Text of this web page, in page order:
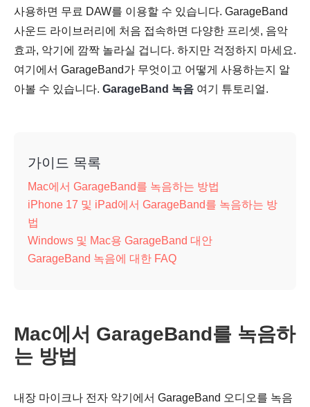
사용하면 무료 DAW를 이용할 수 있습니다. GarageBand
사운드 라이브러리에 처음 접속하면 다양한 프리셋, 음악
효과, 악기에 깜짝 놀라실 겁니다. 하지만 걱정하지 마세요.
여기에서 GarageBand가 무엇이고 어떻게 사용하는지 알
아볼 수 있습니다. GarageBand 녹음 여기 튜토리얼.
가이드 목록
Mac에서 GarageBand를 녹음하는 방법
iPhone 17 및 iPad에서 GarageBand를 녹음하는 방
법
Windows 및 Mac용 GarageBand 대안
GarageBand 녹음에 대한 FAQ
Mac에서 GarageBand를 녹음하
는 방법
내장 마이크나 전자 악기에서 GarageBand 오디오를 녹음